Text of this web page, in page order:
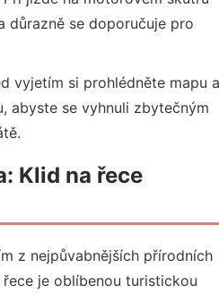
důrazně se doporučuje pro
vyjetím si prohlédněte mapu a
abyste se vyhnuli zbytečným
Klid na řece
z nejpůvabnějších přírodních
je oblíbenou turistickou